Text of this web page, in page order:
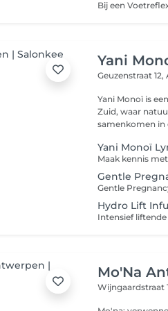
Yani
Geuzenstraat 12,
Yani Monoï is
Zuid, waar
samenkomen in
Yani Monoï
Gentle
Hydro Lift
Mo'Na
Wijngaardstraat